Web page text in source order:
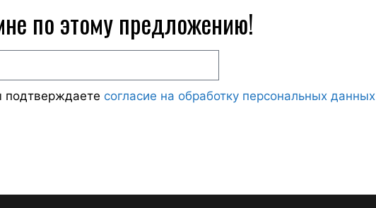
по этому предложению!
подтверждаете согласие на обработку персональных данных